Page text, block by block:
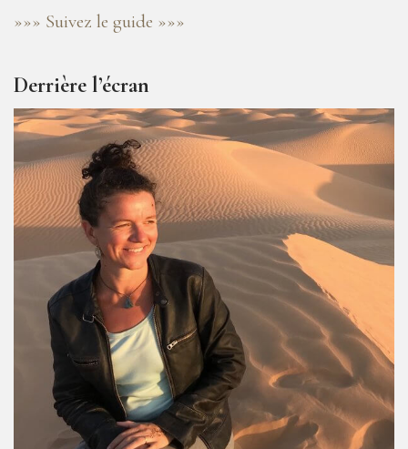
»»» Suivez le guide »»»
Derrière l’écran